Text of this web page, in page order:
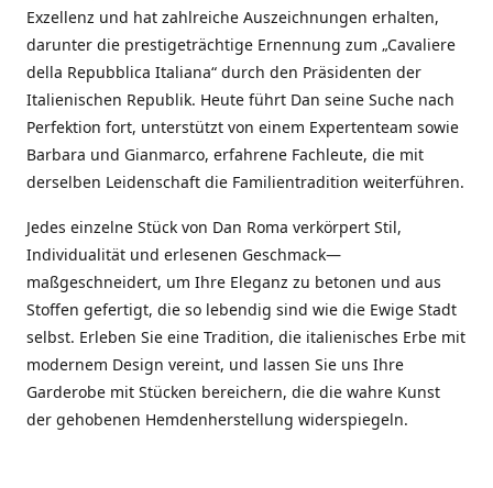
Exzellenz und hat zahlreiche Auszeichnungen erhalten,
darunter die prestigeträchtige Ernennung zum „Cavaliere
della Repubblica Italiana“ durch den Präsidenten der
Italienischen Republik. Heute führt Dan seine Suche nach
Perfektion fort, unterstützt von einem Expertenteam sowie
Barbara und Gianmarco, erfahrene Fachleute, die mit
derselben Leidenschaft die Familientradition weiterführen.
Jedes einzelne Stück von Dan Roma verkörpert Stil,
Individualität und erlesenen Geschmack—
maßgeschneidert, um Ihre Eleganz zu betonen und aus
Stoffen gefertigt, die so lebendig sind wie die Ewige Stadt
selbst. Erleben Sie eine Tradition, die italienisches Erbe mit
modernem Design vereint, und lassen Sie uns Ihre
Garderobe mit Stücken bereichern, die die wahre Kunst
der gehobenen Hemdenherstellung widerspiegeln.